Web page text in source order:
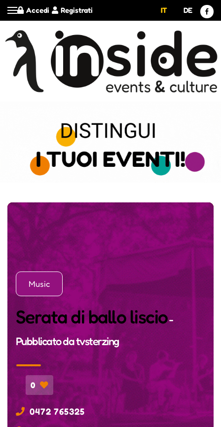
Registrati
Accedi IT DE
Music
Serata di ballo liscio-
Pubblicato datvsterzing
0
0472 765325